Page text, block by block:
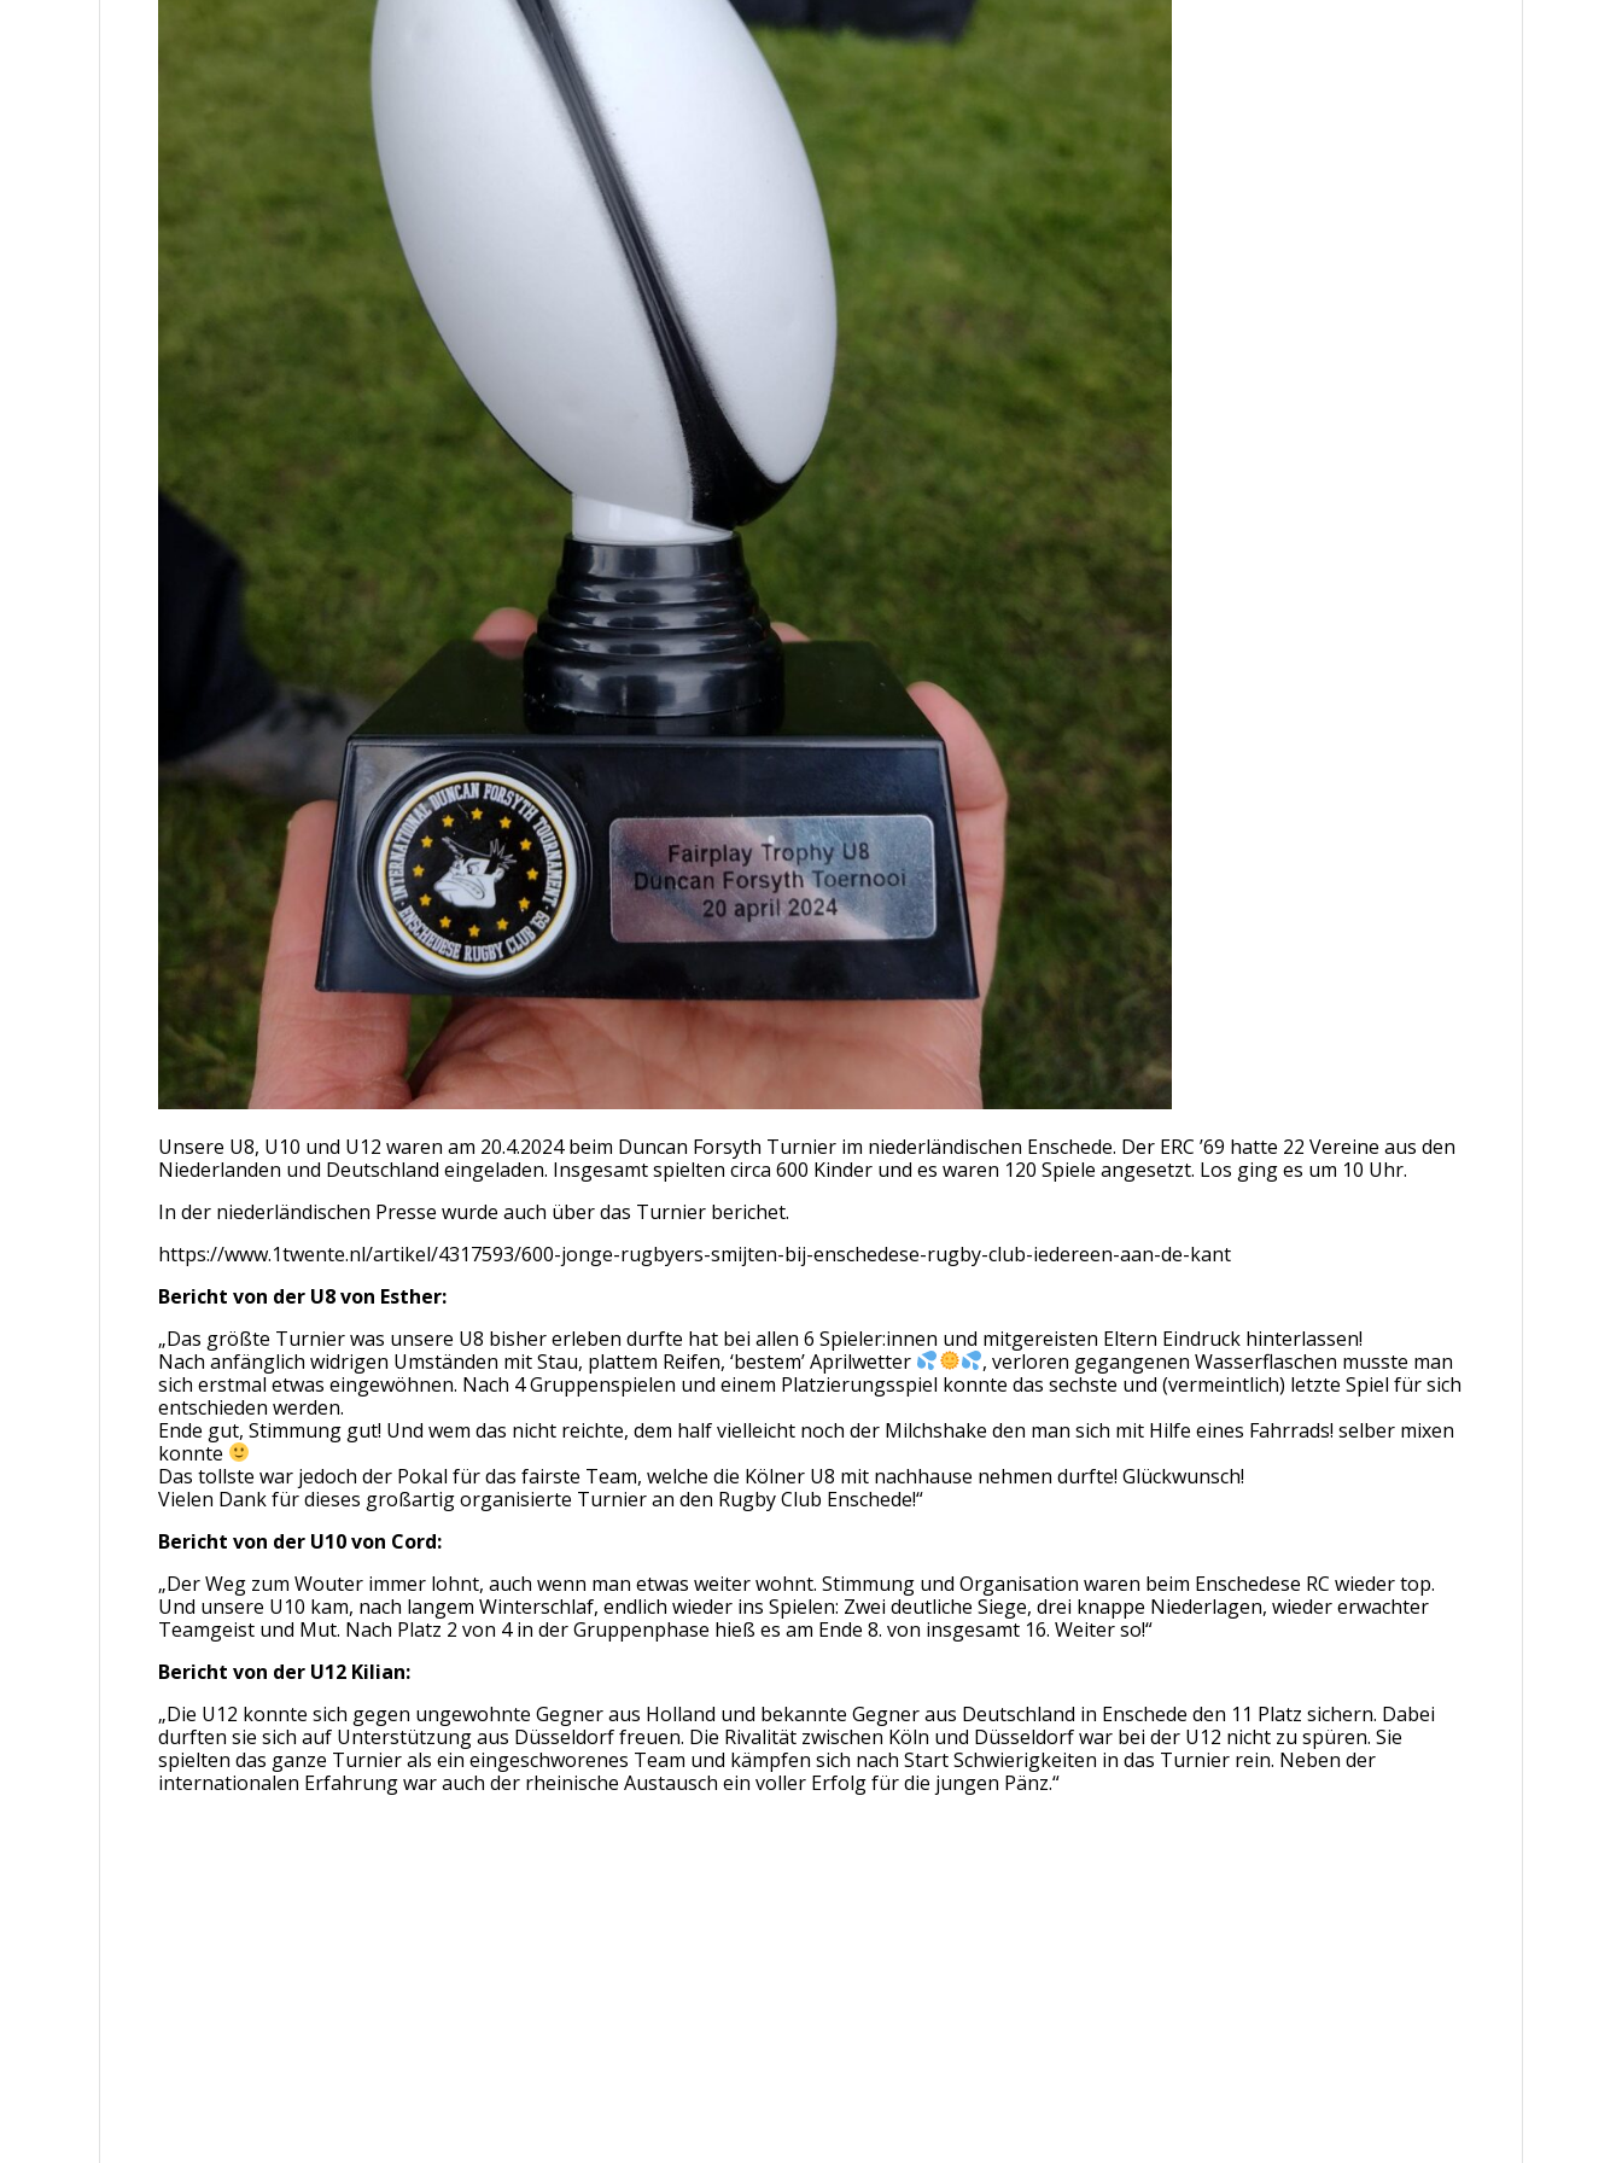
Unsere U8, U10 und U12 waren am 20.4.2024 beim Duncan Forsyth Turnier im niederländischen Enschede. Der ERC ’69 hatte 22 Vereine aus den
Niederlanden und Deutschland eingeladen. Insgesamt spielten circa 600 Kinder und es waren 120 Spiele angesetzt. Los ging es um 10 Uhr.
In der niederländischen Presse wurde auch über das Turnier berichet.
https://www.1twente.nl/artikel/4317593/600-jonge-rugbyers-smijten-bij-enschedese-rugby-club-iedereen-aan-de-kant
Bericht von der U8 von Esther:
„Das größte Turnier was unsere U8 bisher erleben durfte hat bei allen 6 Spieler:innen und mitgereisten Eltern Eindruck hinterlassen!
Nach anfänglich widrigen Umständen mit Stau, plattem Reifen, ‘bestem’ Aprilwetter
, verloren gegangenen Wasserflaschen musste man
sich erstmal etwas eingewöhnen. Nach 4 Gruppenspielen und einem Platzierungsspiel konnte das sechste und (vermeintlich) letzte Spiel für sich
entschieden werden.
Ende gut, Stimmung gut! Und wem das nicht reichte, dem half vielleicht noch der Milchshake den man sich mit Hilfe eines Fahrrads! selber mixen
konnte
Das tollste war jedoch der Pokal für das fairste Team, welche die Kölner U8 mit nachhause nehmen durfte! Glückwunsch!
Vielen Dank für dieses großartig organisierte Turnier an den Rugby Club Enschede!“
Bericht von der U10 von Cord:
„Der Weg zum Wouter immer lohnt, auch wenn man etwas weiter wohnt. Stimmung und Organisation waren beim Enschedese RC wieder top.
Und unsere U10 kam, nach langem Winterschlaf, endlich wieder ins Spielen: Zwei deutliche Siege, drei knappe Niederlagen, wieder erwachter
Teamgeist und Mut. Nach Platz 2 von 4 in der Gruppenphase hieß es am Ende 8. von insgesamt 16. Weiter so!“
Bericht von der U12 Kilian:
„Die U12 konnte sich gegen ungewohnte Gegner aus Holland und bekannte Gegner aus Deutschland in Enschede den 11 Platz sichern. Dabei
durften sie sich auf Unterstützung aus Düsseldorf freuen. Die Rivalität zwischen Köln und Düsseldorf war bei der U12 nicht zu spüren. Sie
spielten das ganze Turnier als ein eingeschworenes Team und kämpfen sich nach Start Schwierigkeiten in das Turnier rein. Neben der
internationalen Erfahrung war auch der rheinische Austausch ein voller Erfolg für die jungen Pänz.“